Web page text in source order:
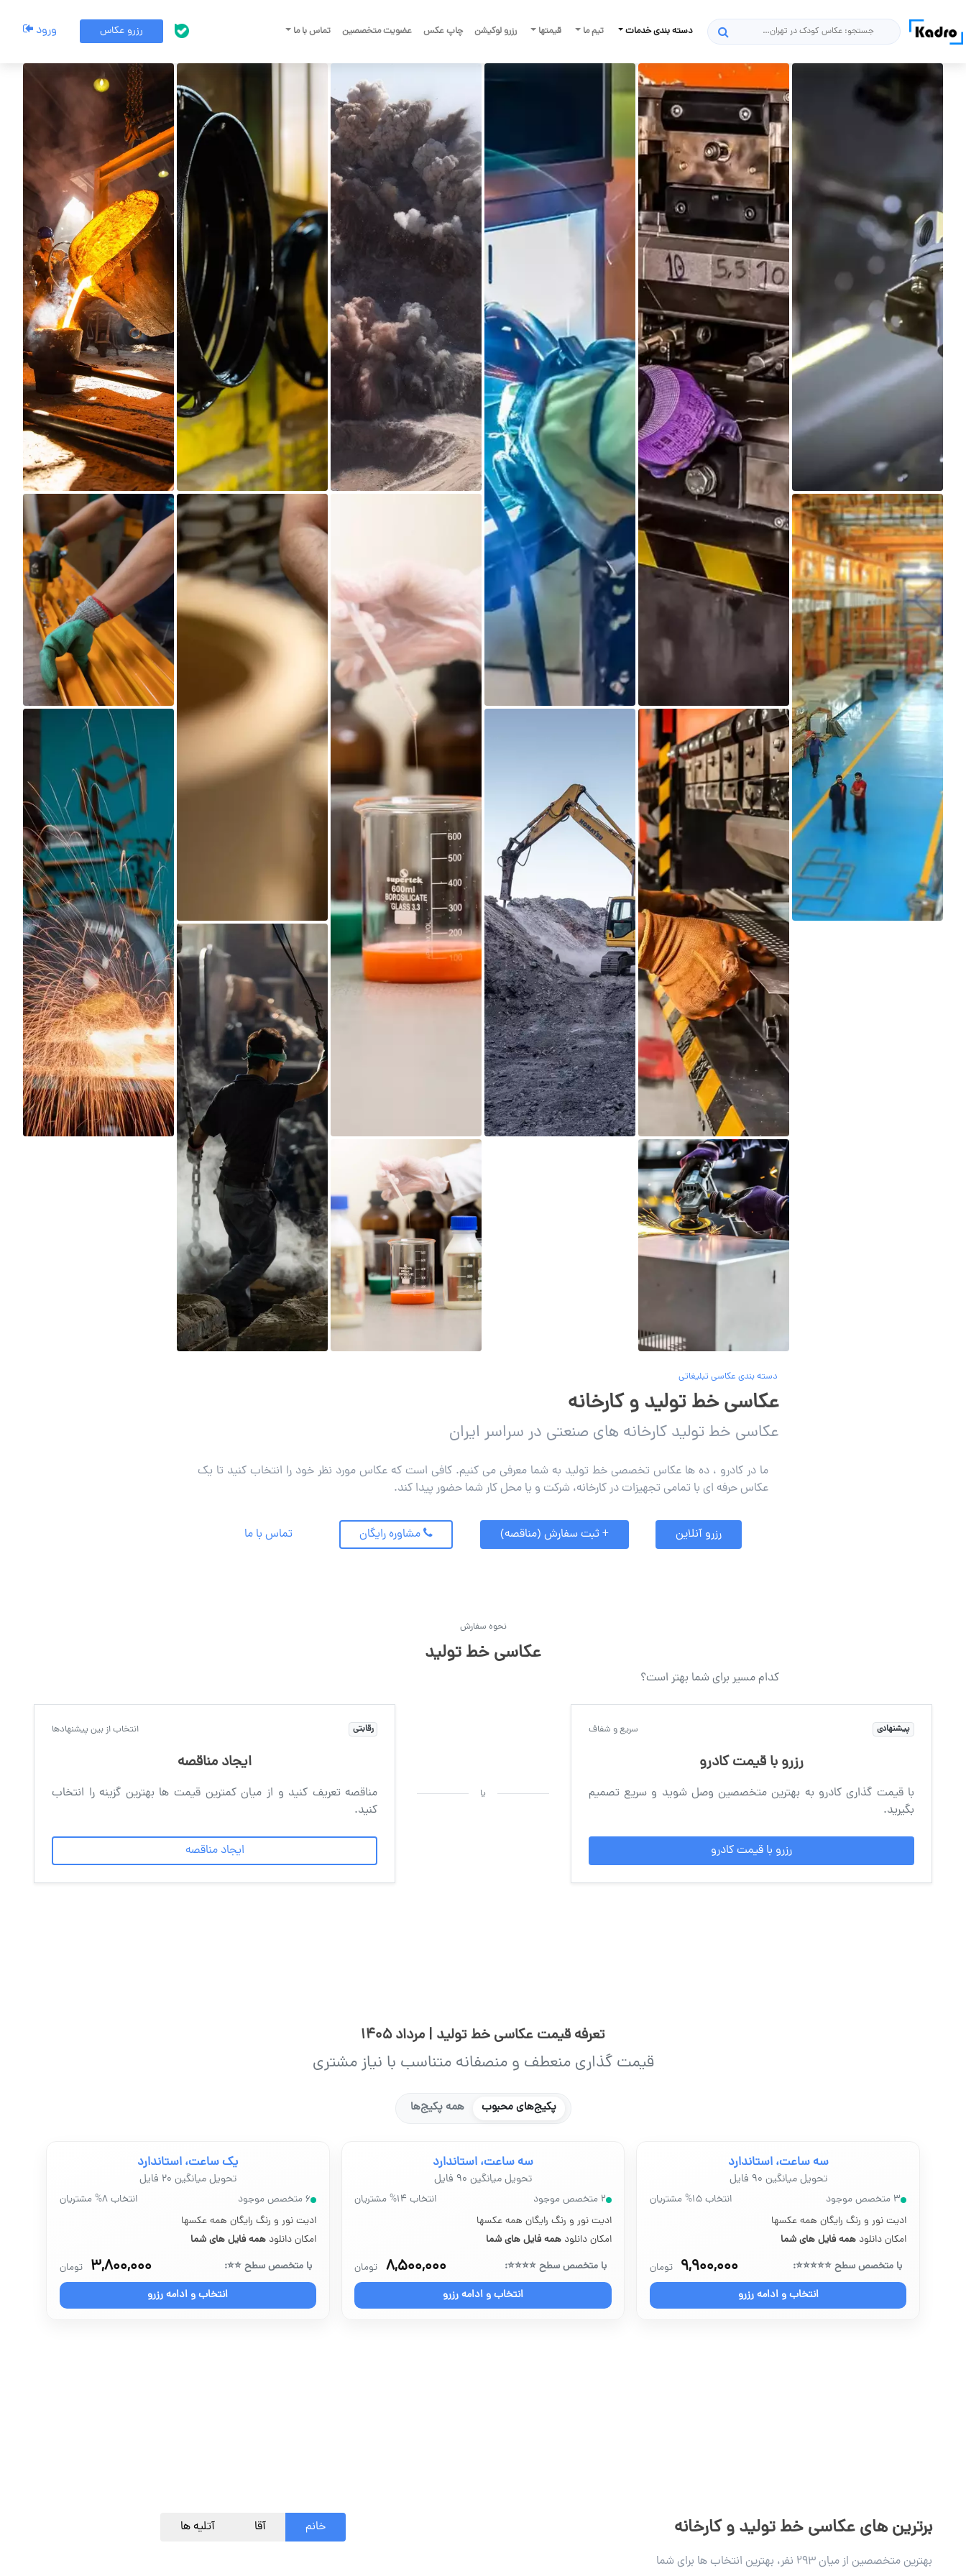
جستجو دسته بندی خدمات تیم ما قیمتها رزرو لوکیشن چاپ عکس عضویت متخصصین تماس با ما پشتیبانی بله رزرو عکاس ورود
دسته بندی عکاسی تبلیغاتی
عکاسی خط تولید و کارخانه
عکاسی خط تولید کارخانه های صنعتی در سراسر ایران
ما در کادرو ، ده ها عکاس تخصصی خط تولید به شما معرفی می کنیم. کافی است که عکاس مورد نظر خود را انتخاب کنید تا یک
عکاس حرفه ای با تمامی تجهیزات در کارخانه، شرکت و یا محل کار شما حضور پیدا کند.
رزرو آنلاین + ثبت سفارش (مناقصه) مشاوره رایگان تماس با ما
نحوه سفارش
عکاسی خط تولید
کدام مسیر برای شما بهتر است؟
پیشنهادی سریع و شفاف
رزرو با قیمت کادرو
با قیمت گذاری کادرو به بهترین متخصصین وصل شوید و سریع تصمیم
بگیرید.
رزرو با قیمت کادرو
یا
رقابتی انتخاب از بین پیشنهادها
ایجاد مناقصه
مناقصه تعریف کنید و از میان کمترین قیمت ها بهترین گزینه را انتخاب
کنید.
ایجاد مناقصه
تعرفه قیمت عکاسی خط تولید | مرداد 1405
قیمت گذاری منعطف و منصفانه متناسب با نیاز مشتری
پکیج‌های محبوب همه پکیج‌ها
سه ساعت، استاندارد
تحویل میانگین ۹۰ فایل
۳ متخصص موجود
انتخاب ۱۵% مشتریان
ادیت نور و رنگ رایگان همه عکسها
امکان دانلود همه فایل های شما
با متخصص سطح ⭐⭐⭐⭐⭐:
۹,۹۰۰,۰۰۰ تومان
انتخاب و ادامه رزرو
سه ساعت، استاندارد
تحویل میانگین ۹۰ فایل
۲ متخصص موجود
انتخاب ۱۴% مشتریان
ادیت نور و رنگ رایگان همه عکسها
امکان دانلودهمه فایل های شما
با متخصص سطح ⭐⭐⭐⭐:
۸,۵۰۰,۰۰۰ تومان
انتخاب و ادامه رزرو
یک ساعت، استاندارد
تحویل میانگین ۲۰ فایل
۶ متخصص موجود
انتخاب ۸% مشتریان
ادیت نور و رنگ رایگان همه عکسها
امکان دانلود همه فایل های شما
با متخصص سطح ⭐⭐:
۳,۸۰۰,۰۰۰ تومان
انتخاب و ادامه رزرو
برترین های عکاسی خط تولید و کارخانه آتلیه ها آقا خانم
بهترین متخصصین از میان ۲۹۳ نفر، بهترین انتخاب ها برای شما